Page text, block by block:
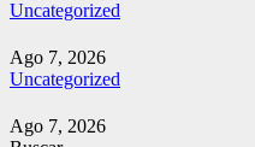
Uncategorized
Ago 7, 2026
Uncategorized
Ago 7, 2026